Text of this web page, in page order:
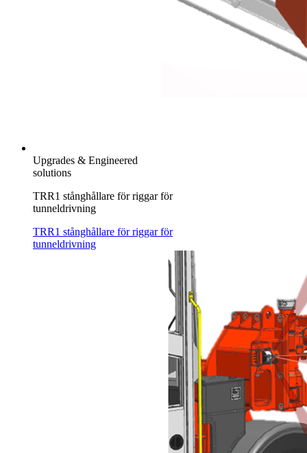
Upgrades & Engineered
solutions
TRR1 stånghållare för riggar för
tunneldrivning
TRR1 stånghållare för riggar för
tunneldrivning